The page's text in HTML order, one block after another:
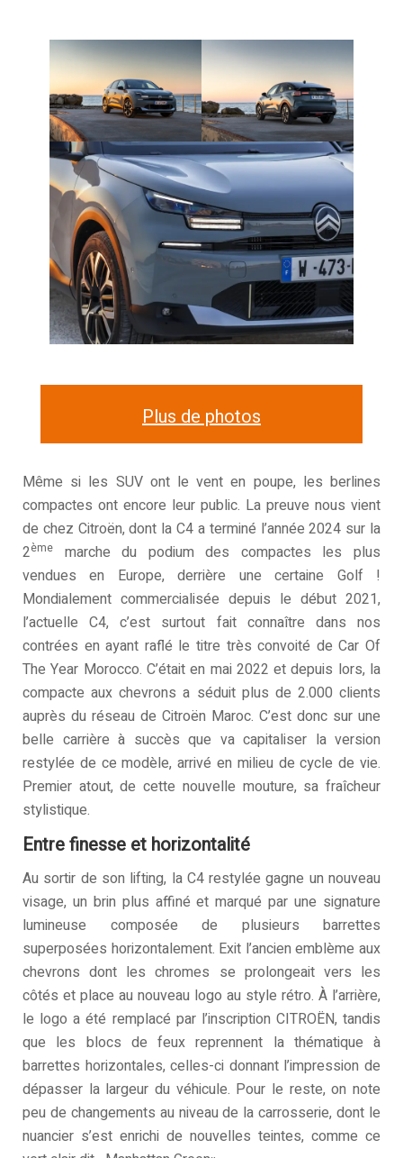
Plus de photos
Même si les SUV ont le vent en poupe, les berlines
compactes ont encore leur public. La preuve nous vient
de chez Citroën, dont la C4 a terminé l’année 2024 sur la
2ème
marche du podium des compactes les plus
vendues en Europe, derrière une certaine Golf !
Mondialement commercialisée depuis le début 2021,
l’actuelle C4, c’est surtout fait connaître dans nos
contrées en ayant raflé le titre très convoité de Car Of
The Year Morocco. C’était en mai 2022 et depuis lors, la
compacte aux chevrons a séduit plus de 2.000 clients
auprès du réseau de Citroën Maroc. C’est donc sur une
belle carrière à succès que va capitaliser la version
restylée de ce modèle, arrivé en milieu de cycle de vie.
Premier atout, de cette nouvelle mouture, sa fraîcheur
stylistique.
Entre finesse et horizontalité
Au sortir de son lifting, la C4 restylée gagne un nouveau
visage, un brin plus affiné et marqué par une signature
lumineuse composée de plusieurs barrettes
superposées horizontalement. Exit l’ancien emblème aux
chevrons dont les chromes se prolongeait vers les
côtés et place au nouveau logo au style rétro. À l’arrière,
le logo a été remplacé par l’inscription CITROËN, tandis
que les blocs de feux reprennent la thématique à
barrettes horizontales, celles-ci donnant l’impression de
dépasser la largeur du véhicule. Pour le reste, on note
peu de changements au niveau de la carrosserie, dont le
nuancier s’est enrichi de nouvelles teintes, comme ce